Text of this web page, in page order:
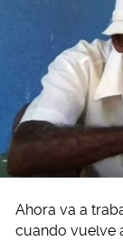
Ahora va a
cuando vuelve